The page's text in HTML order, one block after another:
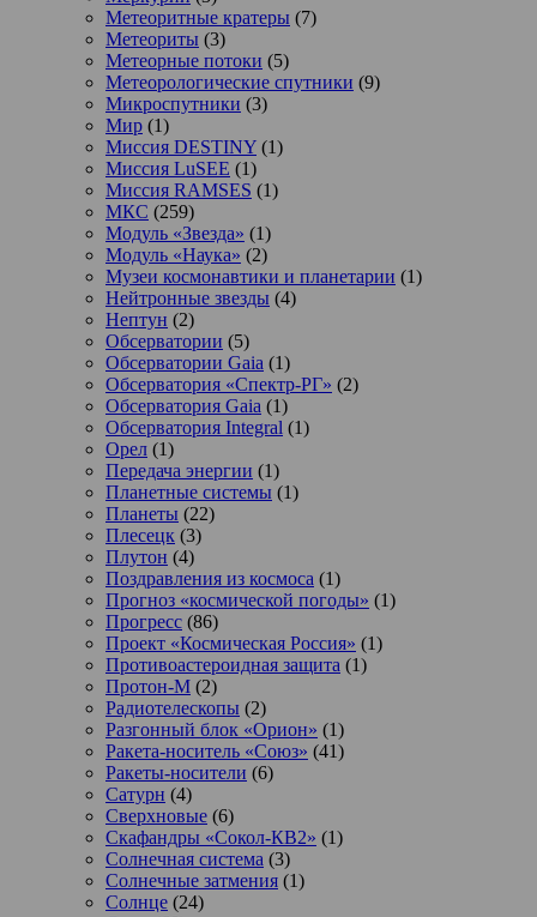
Метеоритные кратеры (7)
Метеориты (3)
Метеорные потоки (5)
Метеорологические спутники (9)
Микроспутники (3)
Мир (1)
Миссия DESTINY (1)
Миссия LuSEE (1)
Миссия RAMSES (1)
МКС (259)
Модуль «Звезда» (1)
Модуль «Наука» (2)
Музеи космонавтики и планетарии (1)
Нейтронные звезды (4)
Нептун (2)
Обсерватории (5)
Обсерватории Gaia (1)
Обсерватория «Спектр-РГ» (2)
Обсерватория Gaia (1)
Обсерватория Integral (1)
Орел (1)
Передача энергии (1)
Планетные системы (1)
Планеты (22)
Плесецк (3)
Плутон (4)
Поздравления из космоса (1)
Прогноз «космической погоды» (1)
Прогресс (86)
Проект «Космическая Россия» (1)
Противоастероидная защита (1)
Протон-М (2)
Радиотелескопы (2)
Разгонный блок «Орион» (1)
Ракета-носитель «Союз» (41)
Ракеты-носители (6)
Сатурн (4)
Сверхновые (6)
Скафандры «Сокол-КВ2» (1)
Солнечная система (3)
Солнечные затмения (1)
Солнце (24)